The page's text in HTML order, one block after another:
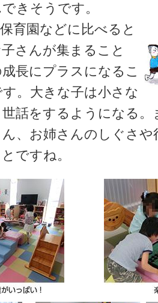
きそうです。
育園などに比べると
さんが集まること
長にプラスになるこ
。大きな子は小さな
話をするようになる。
、お姉さんのしぐさや
ですね。